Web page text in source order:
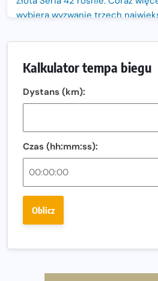
wybiera wyzwanie trzech
Największy Bieg Powstania
Ponad 12 tysięcy uczestników
Co ma dużo białka? Produkty,
diety
Rozbiegany Olsztyn szykuje się
Wystartuje rekordowa liczba
poradnik przed startem
Ile razy w tygodniu biegać? 3
Kalkulator tempa biegu
Dystans (km):
Czas (hh:mm:ss):
Oblicz